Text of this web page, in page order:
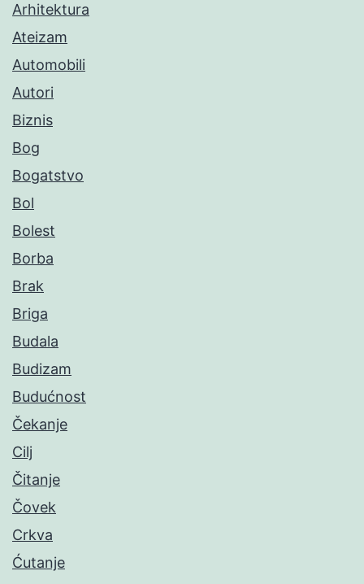
Arhitektura
Ateizam
Automobili
Autori
Biznis
Bog
Bogatstvo
Bol
Bolest
Borba
Brak
Briga
Budala
Budizam
Budućnost
Čekanje
Cilj
Čitanje
Čovek
Crkva
Ćutanje